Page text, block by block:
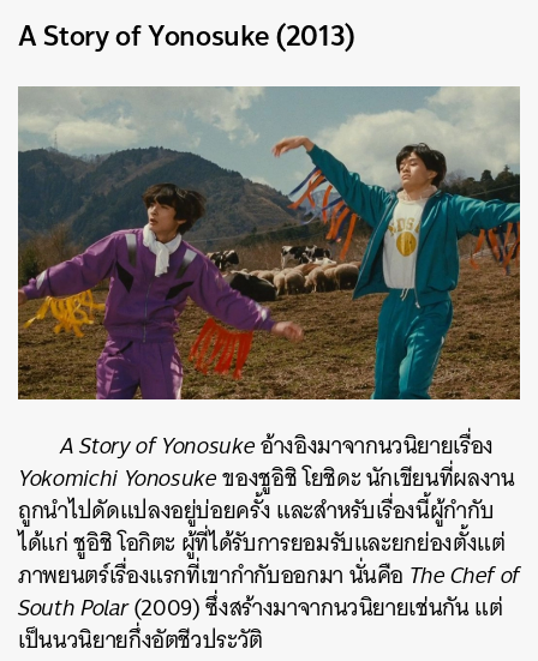
A Story of Yonosuke (2013)
A Story of Yonosukeอ้างอิงมาจากนวนิยายเรื่อง
Yokomichi Yonosukeของชูอิชิ โยชิดะ นักเขียนที่ผลงาน
ถูกนำไปดัดแปลงอยู่บ่อยครั้ง และสำหรับเรื่องนี้ผู้กำกับ
ได้แก่ ชูอิชิ โอกิตะ ผู้ที่ได้รับการยอมรับและยกย่องตั้งแต่
ภาพยนตร์เรื่องแรกที่เขากำกับออกมา นั่นคือ The Chef of
South Polar(2009) ซึ่งสร้างมาจากนวนิยายเช่นกัน แต่
เป็นนวนิยายกึ่งอัตชีวประวัติ